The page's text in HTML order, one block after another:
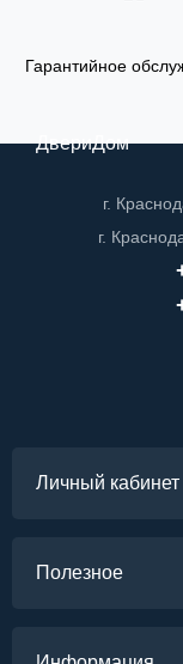
Гарантийное
ДвериДом
г.
г.
Личный кабинет
Полезное